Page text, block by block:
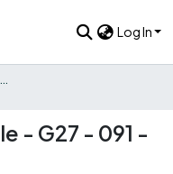
Log In
- G27 - 091 -